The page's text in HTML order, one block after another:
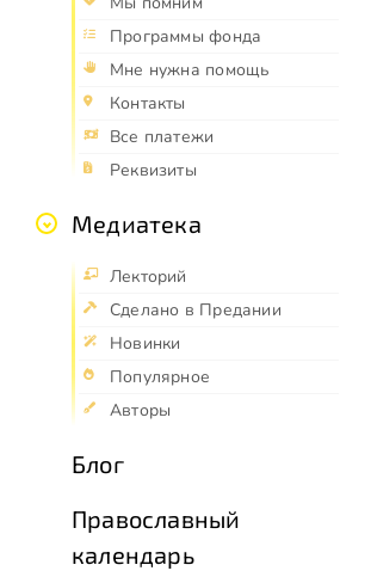
Программы фонда
Мне нужна помощь
Контакты
Все платежи
Реквизиты
Медиатека
Лекторий
Сделано в Предании
Новинки
Популярное
Авторы
Блог
Православный
календарь